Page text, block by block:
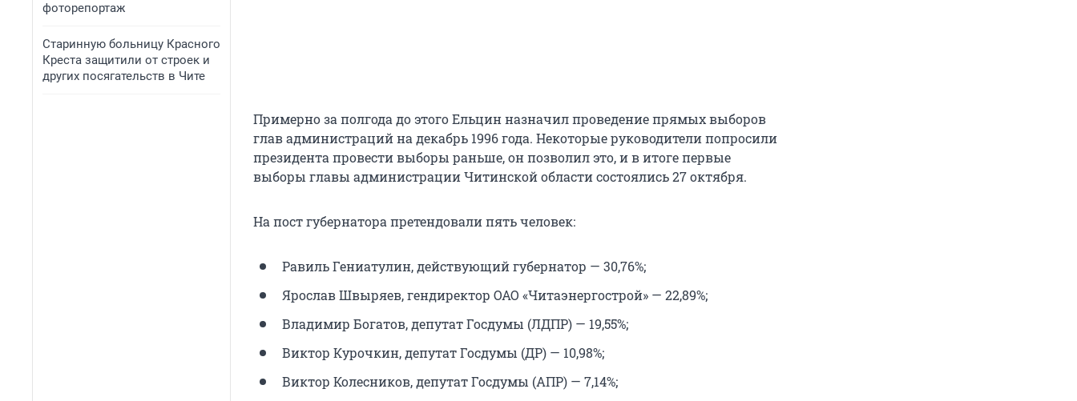
фоторепортаж
Старинную больницу Красного
Креста защитили от строек и
других посягательств в Чите
Примерно за полгода до этого Ельцин назначил проведение прямых выборов
глав администраций на декабрь 1996 года. Некоторые руководители попросили
президента провести выборы раньше, он позволил это, и в итоге первые
выборы главы администрации Читинской области состоялись 27 октября.
На пост губернатора претендовали пять человек:
Равиль Гениатулин, действующий губернатор — 30,76%;
Ярослав Швыряев, гендиректор ОАО «Читаэнергострой» — 22,89%;
Владимир Богатов, депутат Госдумы (ЛДПР) — 19,55%;
Виктор Курочкин, депутат Госдумы (ДР) — 10,98%;
Виктор Колесников, депутат Госдумы (АПР) — 7,14%;